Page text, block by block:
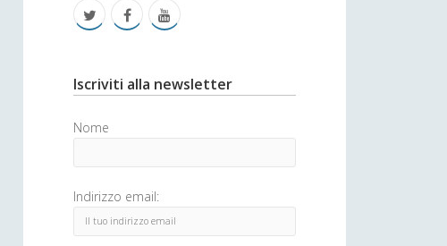
c
i
t
r
f
c
b
o
k
u
u
e
S
i
e
b
Iscriviti alla newsletter
Nome
Indirizzo email: